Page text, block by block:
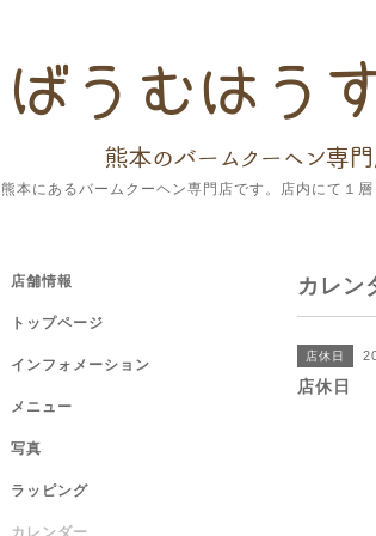
熊本にあるバームクーヘン専門店です。店内にて１
カレン
店休日
店休日
店舗情報
トップページ
インフォメーション
メニュー
写真
ラッピング
カレンダー